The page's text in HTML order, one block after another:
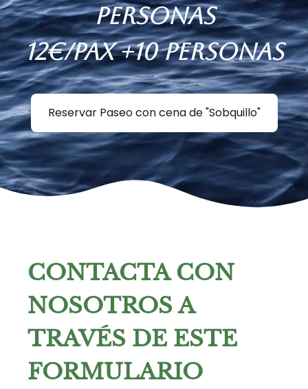
personas
12€/pax +10 personas
Reservar Paseo con cena de "Sobquillo"
CONTACTA CON
NOSOTROS A
TRAVÉS DE ESTE
FORMULARIO